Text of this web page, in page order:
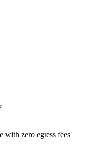
with zero egress fees